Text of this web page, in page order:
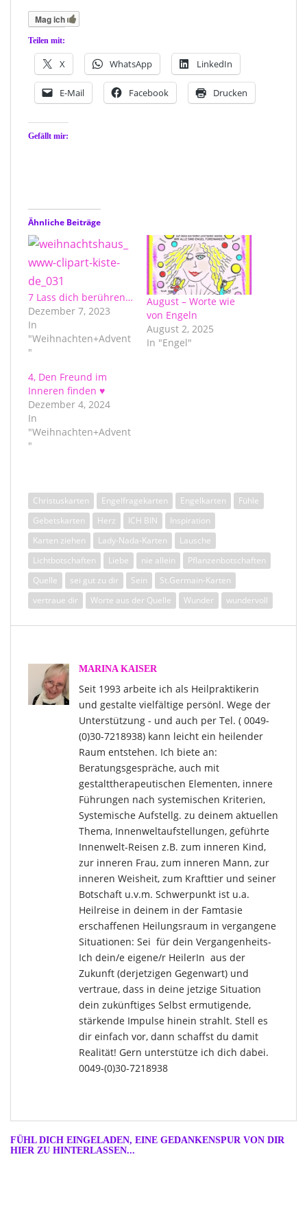
Mag ich
Teilen mit:
X WhatsApp LinkedIn
E-Mail Facebook Drucken
Gefällt mir:
Ähnliche Beiträge
7 Lass dich berühren…
Dezember 7, 2023
In
"Weihnachten+Advent
"
August – Worte wie
von Engeln
August 2, 2025
In "Engel"
4, Den Freund im
Inneren finden ♥
Dezember 4, 2024
In
"Weihnachten+Advent
"
Christuskarten Engelfragekarten Engelkarten
Fühle
Gebetskarten
Herz ICH BIN
Inspiration
Karten ziehen
Lady-Nada-Karten
Lausche
Lichtbotschaften
Liebe nie allein
Pflanzenbotschaften
Quelle
sei gut zu dir Sein
St.Germain-Karten
vertraue dir
Worte aus der Quelle Wunder wundervoll
MARINA KAISER
Seit 1993 arbeite ich als Heilpraktikerin
und gestalte vielfältige persönl. Wege der
Unterstützung - und auch per Tel. ( 0049-
(0)30-7218938) kann leicht ein heilender
Raum entstehen. Ich biete an:
Beratungsgespräche, auch mit
gestalttherapeutischen Elementen, innere
Führungen nach systemischen Kriterien,
Systemische Aufstellg. zu deinem aktuellen
Thema, Innenweltaufstellungen, geführte
Innenwelt-Reisen z.B. zum inneren Kind,
zur inneren Frau, zum inneren Mann, zur
inneren Weisheit, zum Krafttier und seiner
Botschaft u.v.m. Schwerpunkt ist u.a.
Heilreise in deinem in der Famtasie
erschaffenen Heilungsraum in vergangene
Situationen: Sei für dein Vergangenheits-
Ich dein/e eigene/r HeilerIn aus der
Zukunft (derjetzigen Gegenwart) und
vertraue, dass in deine jetzige Situation
dein zukünftiges Selbst ermutigende,
stärkende Impulse hinein strahlt. Stell es
dir einfach vor, dann schaffst du damit
Realität! Gern unterstütze ich dich dabei.
0049-(0)30-7218938
FÜHL DICH EINGELADEN, EINE GEDANKENSPUR VON DIR
HIER ZU HINTERLASSEN...